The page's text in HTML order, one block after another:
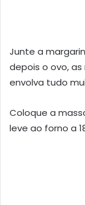
Junte a
depois o ovo,
envolva tudo
Coloque a
leve ao forno a